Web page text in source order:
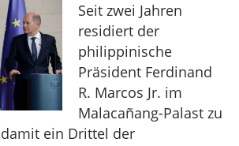
Seit zwei Jahren
residiert der
philippinische
Präsident Ferdinand
R. Marcos Jr. im
Malacañang-Palast zu
ein Drittel der